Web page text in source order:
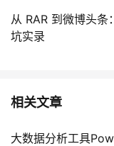
从 RAR 到微博头
坑实录
相关文章
大数据分析工具